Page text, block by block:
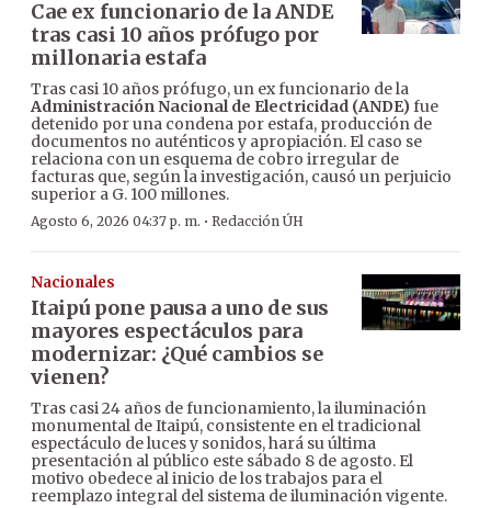
Cae ex funcionario de la ANDE
tras casi 10 años prófugo por
millonaria estafa
Tras casi 10 años prófugo, un ex funcionario de la
Administración Nacional de Electricidad (ANDE)fue
detenido por una condena por estafa, producción de
documentos no auténticos y apropiación. El caso se
relaciona con un esquema de cobro irregular de
facturas que, según la investigación, causó un perjuicio
superior a G. 100 millones.
Agosto 6, 2026 04:37 p. m. · Redacción ÚH
Nacionales
Itaipú pone pausa a uno de sus
mayores espectáculos para
modernizar: ¿Qué cambios se
vienen?
Tras casi 24 años de funcionamiento, la iluminación
monumental de Itaipú, consistente en el tradicional
espectáculo de luces y sonidos, hará su última
presentación al público este sábado 8 de agosto. El
motivo obedece al inicio de los trabajos para el
reemplazo integral del sistema de iluminación vigente.